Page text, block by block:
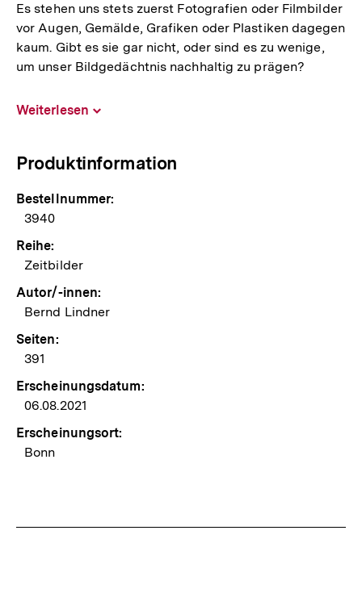
Es stehen uns stets zuerst Fotografien oder Filmbilder
vor Augen, Gemälde, Grafiken oder Plastiken dagegen
kaum. Gibt es sie gar nicht, oder sind es zu wenige,
um unser Bildgedächtnis nachhaltig zu prägen?
Weiterlesen
Produktinformation
Bestellnummer:
3940
Reihe:
Zeitbilder
Autor/-innen:
Bernd Lindner
Seiten:
391
Erscheinungsdatum:
06.08.2021
Erscheinungsort:
Bonn